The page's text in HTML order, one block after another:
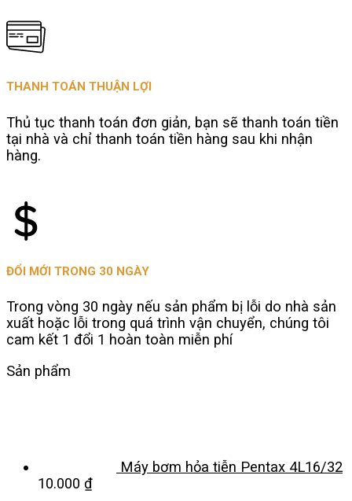
THANH TOÁN THUẬN LỢI
Thủ tục thanh toán đơn giản, bạn sẽ thanh toán tiền
tại nhà và chỉ thanh toán tiền hàng sau khi nhận
hàng.
ĐỔI MỚI TRONG 30 NGÀY
Trong vòng 30 ngày nếu sản phẩm bị lỗi do nhà sản
xuất hoặc lỗi trong quá trình vận chuyển, chúng tôi
cam kết 1 đổi 1 hoàn toàn miễn phí
Sản phẩm
Máy bơm hỏa tiễn Pentax 4L16/32
10.000 ₫